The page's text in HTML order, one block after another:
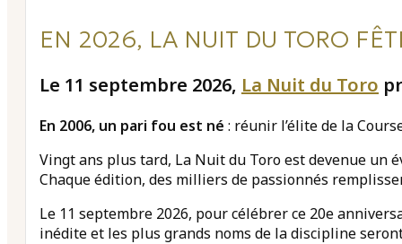
EN 2026, LA NUIT DU TORO
Le 11 septembre 2026, La Nuit du Toro
En 2006, un pari fou est né : réunir l’élite de la
Vingt ans plus tard, La Nuit du Toro est devenue un
Chaque édition, des milliers de passionnés
Le 11 septembre 2026, pour célébrer ce 20e
inédite et les plus grands noms de la discipline